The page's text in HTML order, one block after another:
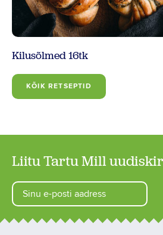
Kilusõlmed 16tk
KÕIK RETSEPTID
Liitu Tartu Mill